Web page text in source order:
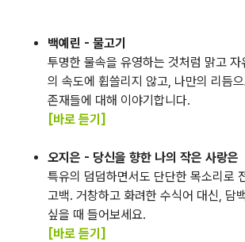
백예린 - 물고기
투명한 물속을 유영하는 것처럼 맑고 자
의 속도에 휩쓸리지 않고, 나만의 리듬
존재들에 대해 이야기합니다.
[바로 듣기]
오지은 - 당신을 향한 나의 작은 사랑은
특유의 덤덤하면서도 단단한 목소리로
고백. 거창하고 화려한 수식어 대신, 담
싶을 때 들어보세요.
[바로 듣기]